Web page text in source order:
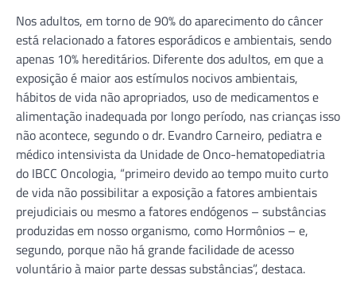
Nos adultos, em torno de 90% do aparecimento do câncer
está relacionado a fatores esporádicos e ambientais, sendo
apenas 10% hereditários. Diferente dos adultos, em que a
exposição é maior aos estímulos nocivos ambientais,
hábitos de vida não apropriados, uso de medicamentos e
alimentação inadequada por longo período, nas crianças isso
não acontece, segundo o dr. Evandro Carneiro, pediatra e
médico intensivista da Unidade de Onco-hematopediatria
do IBCC Oncologia, “primeiro devido ao tempo muito curto
de vida não possibilitar a exposição a fatores ambientais
prejudiciais ou mesmo a fatores endógenos – substâncias
produzidas em nosso organismo, como Hormônios – e,
segundo, porque não há grande facilidade de acesso
voluntário à maior parte dessas substâncias”, destaca.